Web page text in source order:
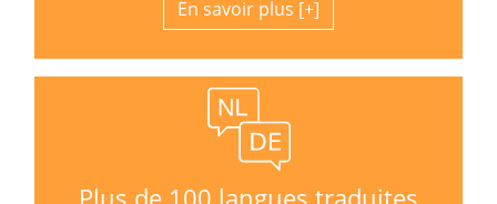
En savoir plus